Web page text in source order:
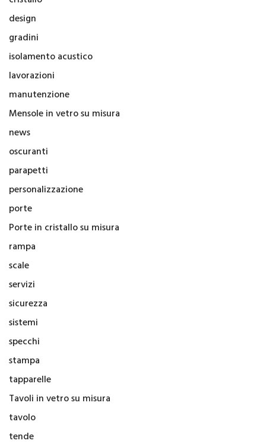
design
gradini
isolamento acustico
lavorazioni
manutenzione
Mensole in vetro su misura
news
oscuranti
parapetti
personalizzazione
porte
Porte in cristallo su misura
rampa
scale
servizi
sicurezza
sistemi
specchi
stampa
tapparelle
Tavoli in vetro su misura
tavolo
tende